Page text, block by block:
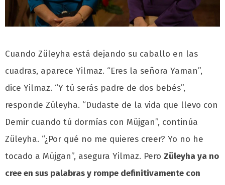
Cuando Züleyha está dejando su caballo en las
cuadras, aparece Yilmaz. “Eres la señora Yaman”,
dice Yilmaz. “Y tú serás padre de dos bebés”,
responde Züleyha. “Dudaste de la vida que llevo con
Demir cuando tú dormías con Müjgan”, continúa
Züleyha. “¿Por qué no me quieres creer? Yo no he
tocado a Müjgan”, asegura Yilmaz. Pero Züleyha ya no
cree en sus palabras y rompe definitivamente con